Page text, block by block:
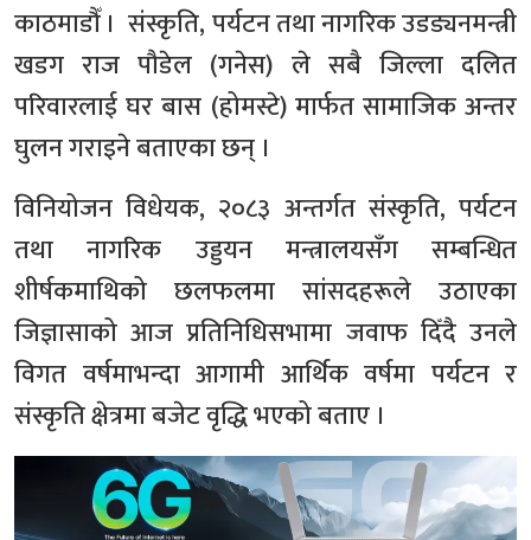
काठमाडौँ । संस्कृति, पर्यटन तथा नागरिक उडड्यनमन्त्री
खडग राज पौडेल (गनेस) ले सबै जिल्ला दलित
परिवारलाई घर बास (होमस्टे) मार्फत सामाजिक अन्तर
घुलन गराइने बताएका छन् ।
विनियोजन विधेयक, २०८३ अन्तर्गत संस्कृति, पर्यटन
तथा नागरिक उड्डयन मन्त्रालयसँग सम्बन्धित
शीर्षकमाथिको छलफलमा सांसदहरूले उठाएका
जिज्ञासाको आज प्रतिनिधिसभामा जवाफ दिँदै उनले
विगत वर्षमाभन्दा आगामी आर्थिक वर्षमा पर्यटन र
संस्कृति क्षेत्रमा बजेट वृद्धि भएको बताए ।